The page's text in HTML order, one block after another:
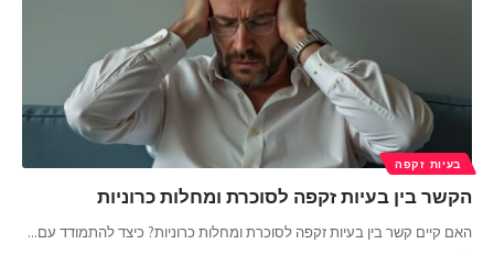
בעיות זקפה
הקשר בין בעיות זקפה לסוכרת ומחלות כרוניות
האם קיים קשר בין בעיות זקפה לסוכרת ומחלות כרוניות? כיצד להתמודד עם…